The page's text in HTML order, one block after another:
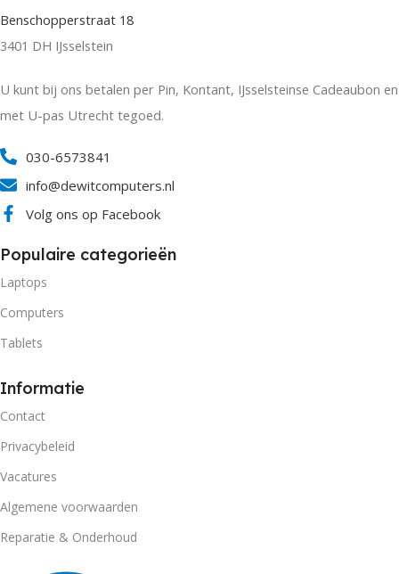
Benschopperstraat 18
3401 DH IJsselstein
U kunt bij ons betalen per Pin, Kontant, IJsselsteinse Cadeaubon en
met U-pas Utrecht tegoed.
030-6573841
info@dewitcomputers.nl
Volg ons op Facebook
Populaire categorieën
Laptops
Computers
Tablets
Informatie
Contact
Privacybeleid
Vacatures
Algemene voorwaarden
Reparatie & Onderhoud